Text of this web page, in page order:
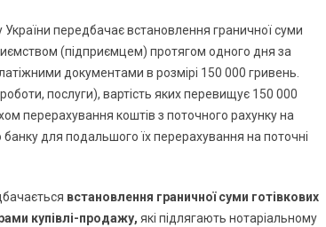
передбачає встановлення граничної суми
(підприємцем) протягом одного дня за
документами в розмірі 150 000 гривень.
послуги), вартість яких перевищує 150 000
перерахування коштів з поточного рахунку на
для подальшого їх перерахування на поточні
встановлення граничної суми готівкових
купівлі-продажу, які підлягають нотаріальному